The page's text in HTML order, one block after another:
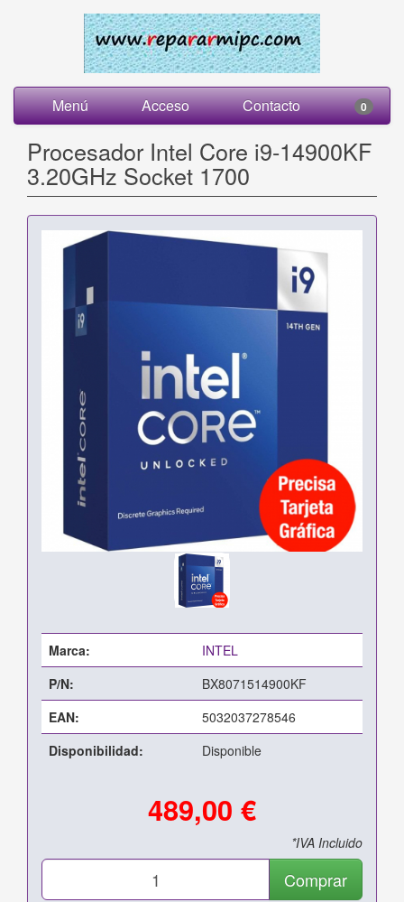
Menú Acceso Contacto 0
Procesador Intel Core i9-14900KF
3.20GHz Socket 1700
Marca:
INTEL
P/N:
BX8071514900KF
EAN:
5032037278546
Disponibilidad:
Disponible
489,00 €
*IVA Incluido
Comprar